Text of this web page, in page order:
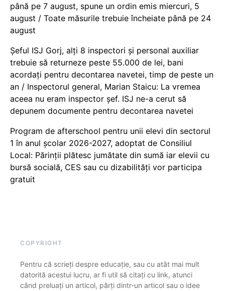
până pe 7 august, spune un ordin emis miercuri, 5
august / Toate măsurile trebuie încheiate până pe 24
august
Șeful ISJ Gorj, alți 8 inspectori și personal auxiliar
trebuie să returneze peste 55.000 de lei, bani
acordați pentru decontarea navetei, timp de peste un
an / Inspectorul general, Marian Staicu: La vremea
aceea nu eram inspector șef. ISJ ne-a cerut să
depunem documente pentru decontarea navetei
Program de afterschool pentru unii elevi din sectorul
1 în anul școlar 2026-2027, adoptat de Consiliul
Local: Părinții plătesc jumătate din sumă iar elevii cu
bursă socială, CES sau cu dizabilităţi vor participa
gratuit
COPYRIGHT
Pentru că scrieți despre educație, sau cu atât mai mult
datorită acestui lucru, ar fi util să citați cu link, atunci
când preluați un articol, părți dintr-un articol sau o idee